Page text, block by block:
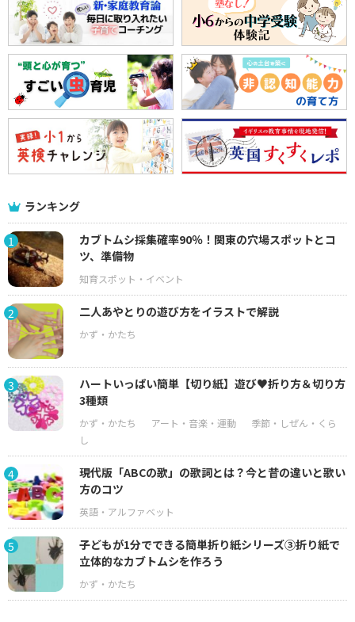
ランキング
1
カブトムシ採集確率90％！関東の穴場スポットとコ
ツ、準備物
2 二人あやとりの遊び方をイラストで解説
3
ハートいっぱい簡単【切り紙】遊び♥折り方＆切り方
3種類
4
現代版「ABCの歌」の歌詞とは？今と昔の違いと歌い
方のコツ
5
子どもが1分でできる簡単折り紙シリーズ③折り紙で
立体的なカブトムシを作ろう